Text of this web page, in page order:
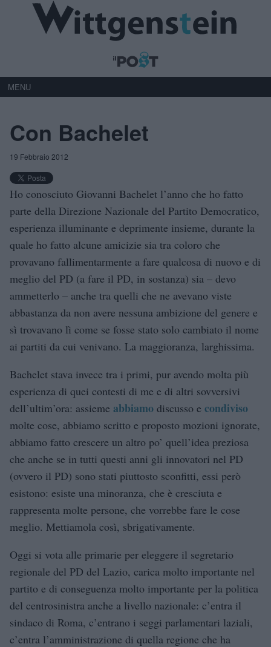
MENU
Con Bachelet
19 Febbraio 2012
Ho conosciuto Giovanni Bachelet l’anno che ho fatto
parte della Direzione Nazionale del Partito Democratico,
esperienza illuminante e deprimente insieme, durante la
quale ho fatto alcune amicizie sia tra coloro che
provavano fallimentarmente a fare qualcosa di nuovo e di
meglio del PD (a fare il PD, in sostanza) sia – devo
ammetterlo – anche tra quelli che ne avevano viste
abbastanza da non avere nessuna ambizione del genere e
sì trovavano lì come se fosse stato solo cambiato il nome
ai partiti da cui venivano. La maggioranza, larghissima.
Bachelet stava invece tra i primi, pur avendo molta più
esperienza di quei contesti di me e di altri sovversivi
dell’ultim’ora: assieme abbiamo discusso e condiviso
molte cose, abbiamo scritto e proposto mozioni ignorate,
abbiamo fatto crescere un altro po’ quell’idea preziosa
che anche se in tutti questi anni gli innovatori nel PD
(ovvero il PD) sono stati piuttosto sconfitti, essi però
esistono: esiste una minoranza, che è cresciuta e
rappresenta molte persone, che vorrebbe fare le cose
meglio. Mettiamola così, sbrigativamente.
Oggi si vota alle primarie per eleggere il segretario
regionale del PD del Lazio, carica molto importante nel
partito e di conseguenza molto importante per la politica
del centrosinistra anche a livello nazionale: c’entra il
sindaco di Roma, c’entrano i seggi parlamentari laziali,
c’entra l’amministrazione di quella regione che ha